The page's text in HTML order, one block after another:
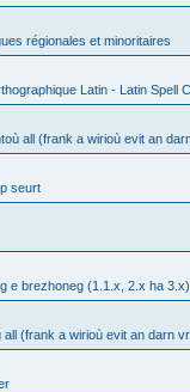
régionales et minoritaires
Latin - Latin Spell
all (frank a wirioù evit an
seurt
e brezhoneg (1.1.x, 2.x ha 3.x)
all (frank a wirioù evit an darn